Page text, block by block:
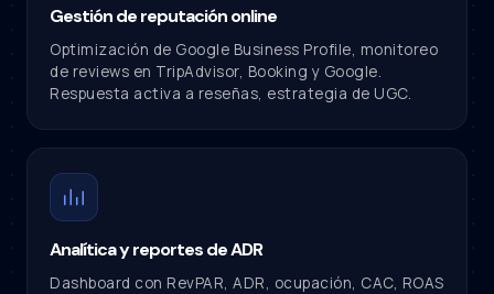
Gestión de reputación online
Optimización de Google Business Profile, monitoreo
de reviews en TripAdvisor, Booking y Google.
Respuesta activa a reseñas, estrategia de UGC.
Analítica y reportes de ADR
Dashboard con RevPAR, ADR, ocupación, CAC, ROAS